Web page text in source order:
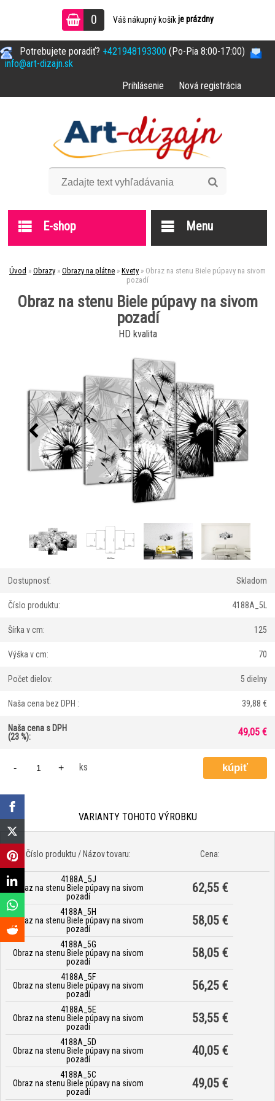
Potrebujete poradiť? +421948193300 (Po-Pia 8:00-17:00)
info@art-dizajn.sk
Prihlásenie
Nová registrácia
0 Váš nákupný košíkje prázdny
E-shop Menu
Úvod » Obrazy » Obrazy na plátne » Kvety » Obraz na stenu Biele púpavy na sivom
pozadí
Obraz na stenu Biele púpavy na sivom
pozadí
HD kvalita
Dostupnosť: Skladom
Číslo produktu: 4188A_5L
Šírka v cm: 125
Výška v cm: 70
Počet dielov: 5 dielny
Naša cena bez DPH : 39,88 €
Naša cena s DPH
(23 %):
49,05 €
- + ks
VARIANTY TOHOTO VÝROBKU
Číslo produktu / Názov tovaru: Cena:
4188A_5J
Obraz na stenu Biele púpavy na sivom
pozadí
62,55 €
4188A_5H
Obraz na stenu Biele púpavy na sivom
pozadí
58,05 €
4188A_5G
Obraz na stenu Biele púpavy na sivom
pozadí
58,05 €
4188A_5F
Obraz na stenu Biele púpavy na sivom
pozadí
56,25 €
4188A_5E
Obraz na stenu Biele púpavy na sivom
pozadí
53,55 €
4188A_5D
Obraz na stenu Biele púpavy na sivom
pozadí
40,05 €
4188A_5C
Obraz na stenu Biele púpavy na sivom
pozadí
49,05 €